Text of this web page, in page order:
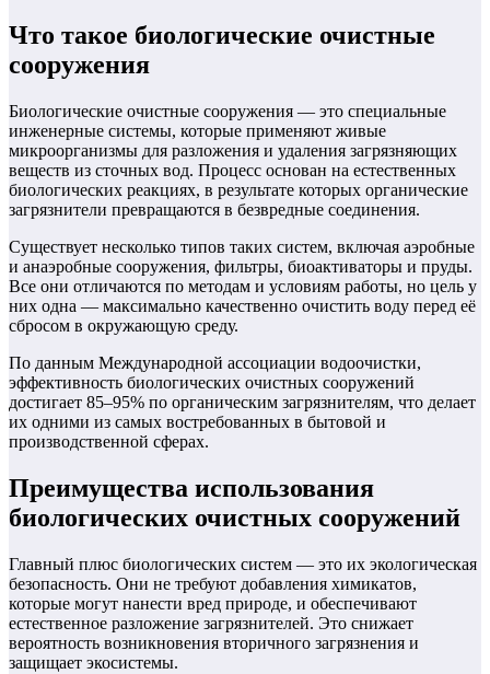
Что такое биологические очистные
сооружения
Биологические очистные сооружения — это специальные
инженерные системы, которые применяют живые
микроорганизмы для разложения и удаления загрязняющих
веществ из сточных вод. Процесс основан на естественных
биологических реакциях, в результате которых органические
загрязнители превращаются в безвредные соединения.
Существует несколько типов таких систем, включая аэробные
и анаэробные сооружения, фильтры, биоактиваторы и пруды.
Все они отличаются по методам и условиям работы, но цель у
них одна — максимально качественно очистить воду перед её
сбросом в окружающую среду.
По данным Международной ассоциации водоочистки,
эффективность биологических очистных сооружений
достигает 85–95% по органическим загрязнителям, что делает
их одними из самых востребованных в бытовой и
производственной сферах.
Преимущества использования
биологических очистных сооружений
Главный плюс биологических систем — это их экологическая
безопасность. Они не требуют добавления химикатов,
которые могут нанести вред природе, и обеспечивают
естественное разложение загрязнителей. Это снижает
вероятность возникновения вторичного загрязнения и
защищает экосистемы.